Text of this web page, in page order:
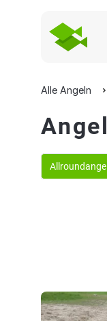
Alle Angeln